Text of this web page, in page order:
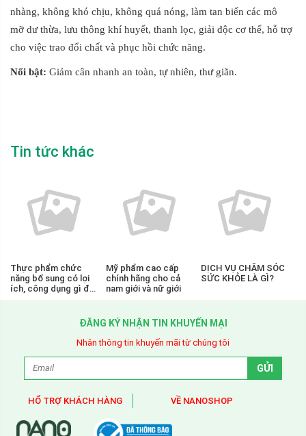
nhàng, không khó chịu, không quá nóng, làm tan biến các mô
mỡ dư thừa, lưu thông khí huyết, thanh lọc, giải độc cơ thể, hỗ trợ
cho việc trao đổi chất và phục hồi chức năng.
Nổi bật: Giảm cân nhanh an toàn, tự nhiên, thư giãn.
Tin tức khác
Thực phẩm chức
năng bổ sung có lợi
ích, công dụng gì để
Mỹ phẩm cao cấp
chính hãng cho cả
nam giới và nữ giới
DỊCH VỤ CHĂM SÓC
SỨC KHỎE LÀ GÌ?
ĐĂNG KÝ NHẬN TIN KHUYẾN MẠI
Nhân thông tin khuyến mãi từ chúng tôi
HỔ TRỢ KHÁCH HÀNG VỀ NANOSHOP